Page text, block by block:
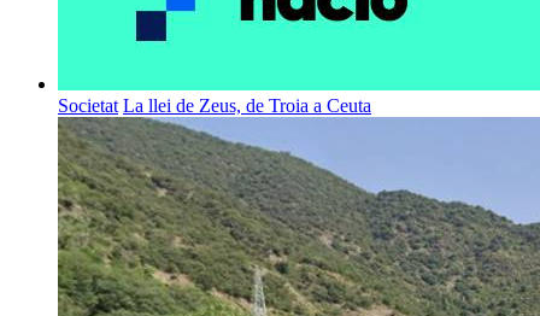
Societat La llei de Zeus, de Troia a Ceuta